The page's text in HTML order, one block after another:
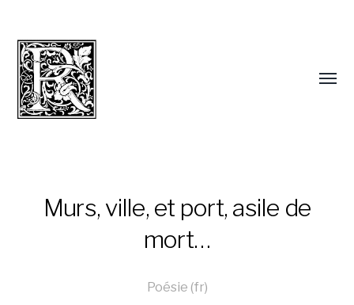
Murs, ville, et port, asile de
mort…
Poésie (fr)